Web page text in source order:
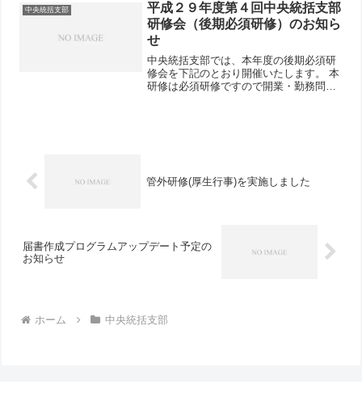
中央統括支部
平成２９年度第４回中央統括支部
研修会（後期必須研修）のお知ら
せ
中央統括支部では、本年度の後期必須研
修会を下記のとおり開催いたします。 本
研修は必須研修ですので開業・勤務問わ
管外研修(厚生行事)を実施しました
届書作成プログラムアップデート予定の
お知らせ
ホーム 中央統括支部